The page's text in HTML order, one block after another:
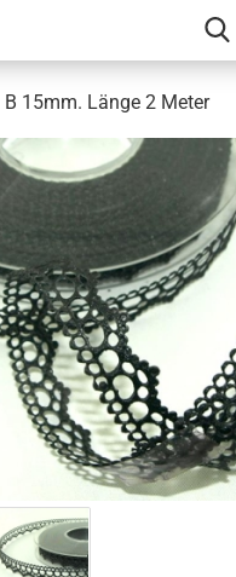
15mm. Länge 2 Meter